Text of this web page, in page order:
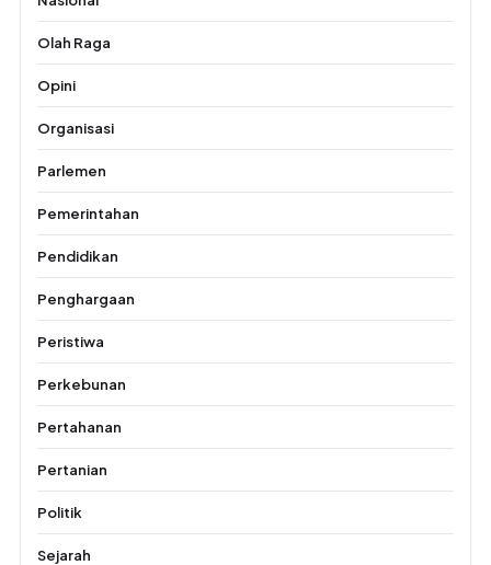
Olah Raga
Opini
Organisasi
Parlemen
Pemerintahan
Pendidikan
Penghargaan
Peristiwa
Perkebunan
Pertahanan
Pertanian
Politik
Sejarah